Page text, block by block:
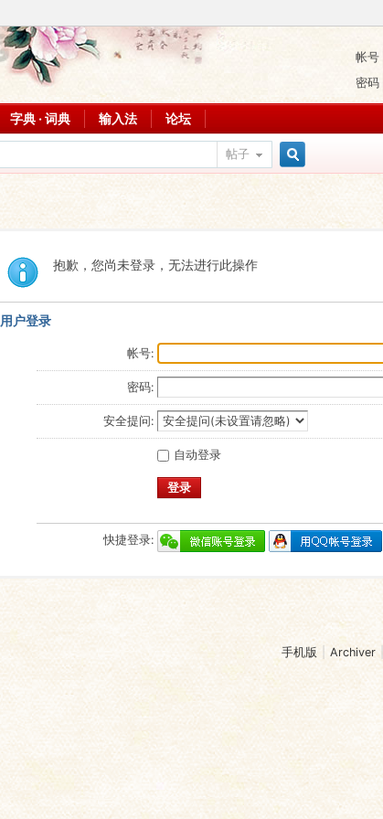
帐号
密码
字典 · 词典 输入法 论坛
帖子
抱歉，您尚未登录，无法进行此操作
用户登录
帐号:
密码:
安全提问:
自动登录
登录
快捷登录:
手机版 Archiver